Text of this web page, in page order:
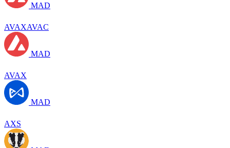
MAD
AVAXAVAC
MAD
AVAX
MAD
AXS